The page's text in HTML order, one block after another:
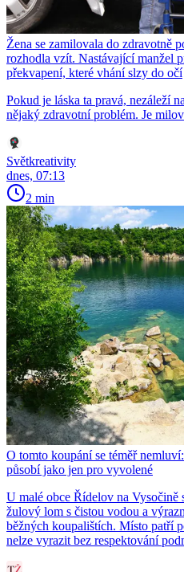
Žena se zamilovala do zdravotně
rozhodla vzít. Nastávající manžel
překvapení, které vhání slzy do očí
Pokud je láska ta pravá, nezáleží
nějaký zdravotní problém. Je
Světkreativity
dnes, 07:13
2 min
O tomto koupání se téměř
působí jako jen pro vyvolené
U malé obce Řídelov na
žulový lom s čistou vodou a
běžných koupalištích. Místo patří
nelze vyrazit bez respektování